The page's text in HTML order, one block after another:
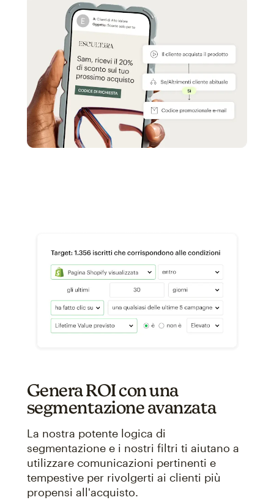
Genera ROI con una
segmentazione avanzata
La nostra potente logica di
segmentazione e i nostri filtri ti aiutano a
utilizzare comunicazioni pertinenti e
tempestive per rivolgerti ai clienti più
propensi all'acquisto.